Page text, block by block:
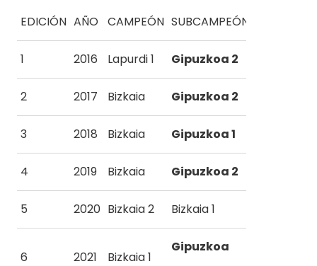
EDICIÓN AÑO CAMPEÓN SUBCAMPEÓN
1 2016 Lapurdi 1 Gipuzkoa 2
2 2017 Bizkaia Gipuzkoa 2
3 2018 Bizkaia Gipuzkoa 1
4 2019 Bizkaia Gipuzkoa 2
5 2020 Bizkaia 2 Bizkaia 1
6 2021 Bizkaia 1
Gipuzkoa